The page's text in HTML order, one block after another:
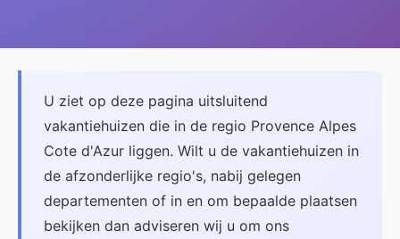
U ziet op deze pagina uitsluitend
vakantiehuizen die in de regio Provence Alpes
Cote d'Azur liggen. Wilt u de vakantiehuizen in
de afzonderlijke regio's, nabij gelegen
departementen of in en om bepaalde plaatsen
bekijken dan adviseren wij u om ons